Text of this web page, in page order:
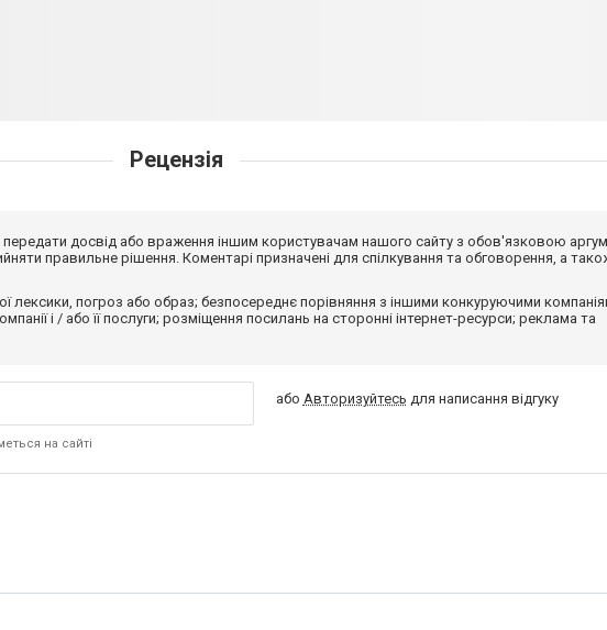
Рецензія
передати досвід або враження іншим користувачам нашого сайту з обов'язковою
правильне рішення. Коментарі призначені для спілкування та обговорення, а
лексики, погроз або образ; безпосереднє порівняння з іншими конкуруючими
і / або її послуги; розміщення посилань на сторонні інтернет-ресурси; реклама та
на сайті
або Авторизуйтесь для написання відгуку